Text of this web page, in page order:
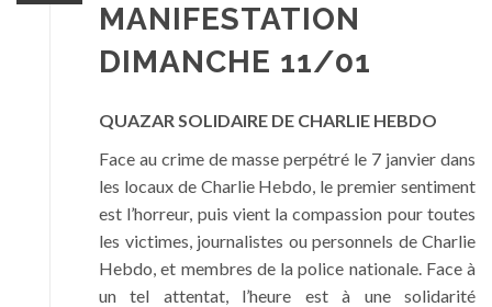
MANIFESTATION
DIMANCHE 11/01
QUAZAR SOLIDAIRE DE CHARLIE HEBDO
Face au crime de masse perpétré le 7 janvier dans
les locaux de Charlie Hebdo, le premier sentiment
est l’horreur, puis vient la compassion pour toutes
les victimes, journalistes ou personnels de Charlie
Hebdo, et membres de la police nationale. Face à
un tel attentat, l’heure est à une solidarité